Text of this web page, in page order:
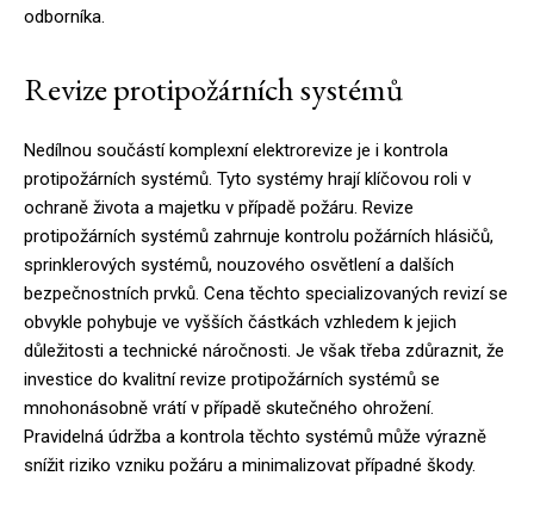
odborníka.
Revize protipožárních systémů
Nedílnou součástí komplexní elektrorevize je i kontrola
protipožárních systémů. Tyto systémy hrají klíčovou roli v
ochraně života a majetku v případě požáru. Revize
protipožárních systémů zahrnuje kontrolu požárních hlásičů,
sprinklerových systémů, nouzového osvětlení a dalších
bezpečnostních prvků. Cena těchto specializovaných revizí se
obvykle pohybuje ve vyšších částkách vzhledem k jejich
důležitosti a technické náročnosti. Je však třeba zdůraznit, že
investice do kvalitní revize protipožárních systémů se
mnohonásobně vrátí v případě skutečného ohrožení.
Pravidelná údržba a kontrola těchto systémů může výrazně
snížit riziko vzniku požáru a minimalizovat případné škody.